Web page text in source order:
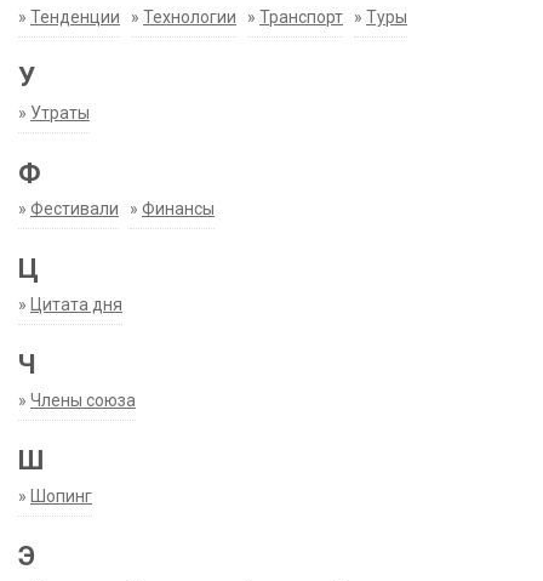
» Тенденции » Технологии » Транспорт » Туры
У
» Утраты
Ф
» Фестивали » Финансы
Ц
» Цитата дня
Ч
» Члены союза
Ш
» Шопинг
Э